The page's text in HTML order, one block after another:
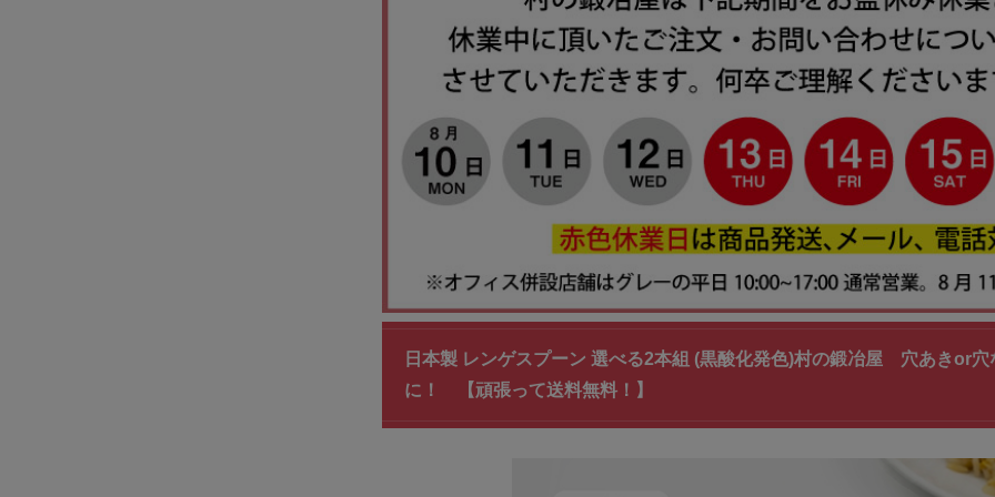
日本製 レンゲスプーン 選べる2本組 (黒酸化発色)村の鍛冶屋 穴あきor
に！ 【頑張って送料無料！】